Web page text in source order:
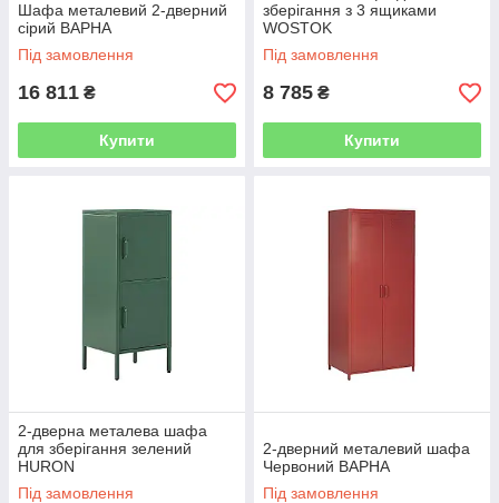
Шафа металевий 2-дверний
сірий ВАРНА
Під замовлення
16 811 ₴
Купити
зберігання з 3 ящиками
WOSTOK
Під замовлення
8 785 ₴
Купити
2-дверна металева шафа
для зберігання зелений
HURON
Під замовлення
2-дверний металевий шафа
Червоний ВАРНА
Під замовлення